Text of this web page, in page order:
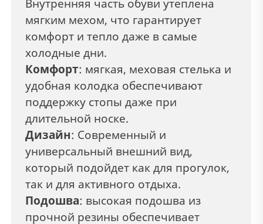
Внутренняя часть обуви утеплена
мягким мехом, что гарантирует
комфорт и тепло даже в самые
холодные дни.
Комфорт: мягкая, меховая стелька и
удобная колодка обеспечивают
поддержку стопы даже при
длительной носке.
Дизайн: Современный и
универсальный внешний вид,
который подойдет как для прогулок,
так и для активного отдыха.
Подошва: высокая подошва из
прочной резины обеспечивает